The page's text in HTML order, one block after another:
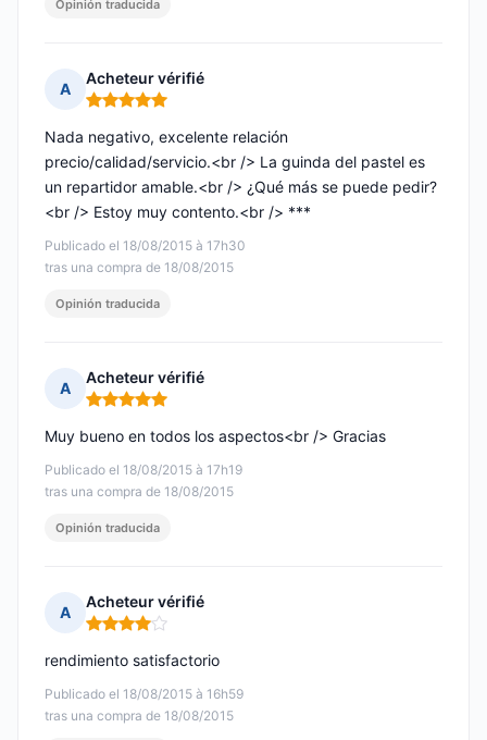
Opinión traducida
A
Acheteur vérifié
Nota: 5 de 5
Publicado el 18/08/2015 à 17h30
tras una compra de 18/08/2015
Nada negativo, excelente relación
precio/calidad/servicio.<br /> La guinda del pastel es
un repartidor amable.<br /> ¿Qué más se puede pedir?
<br /> Estoy muy contento.<br /> ***
Opinión traducida
A
Acheteur vérifié
Nota: 5 de 5
Publicado el 18/08/2015 à 17h19
tras una compra de 18/08/2015
Muy bueno en todos los aspectos<br /> Gracias
Opinión traducida
A
Acheteur vérifié
Nota: 4 de 5
Publicado el 18/08/2015 à 16h59
tras una compra de 18/08/2015
rendimiento satisfactorio